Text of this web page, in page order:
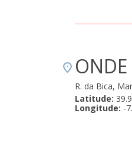
ONDE
R. da Bica,
Latitude:
Longitude: -